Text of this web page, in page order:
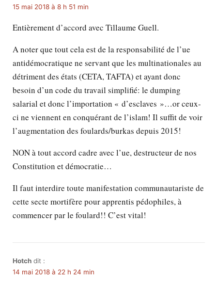
15 mai 2018 à 8 h 51 min
Entièrement d’accord avec Tillaume Guell.
A noter que tout cela est de la responsabilité de l’ue
antidémocratique ne servant que les multinationales au
détriment des états (CETA, TAFTA) et ayant donc
besoin d’un code du travail simplifié: le dumping
salarial et donc l’importation « d’esclaves »…or ceux-
ci ne viennent en conquérant de l’islam! Il suffit de voir
l’augmentation des foulards/burkas depuis 2015!
NON à tout accord cadre avec l’ue, destructeur de nos
Constitution et démocratie…
Il faut interdire toute manifestation communautariste de
cette secte mortifère pour apprentis pédophiles, à
commencer par le foulard!! C’est vital!
Hotch dit :
14 mai 2018 à 22 h 24 min